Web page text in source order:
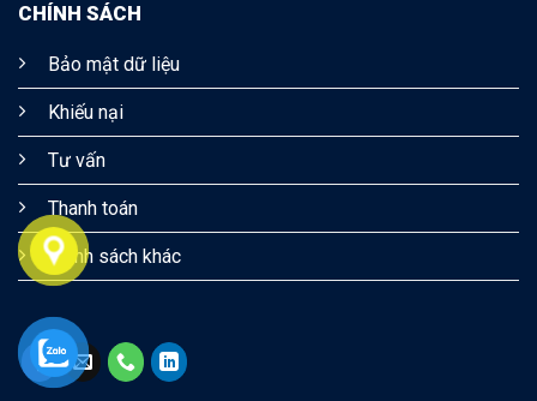
CHÍNH SÁCH
Bảo mật dữ liệu
Khiếu nại
Tư vấn
Thanh toán
Chính sách khác